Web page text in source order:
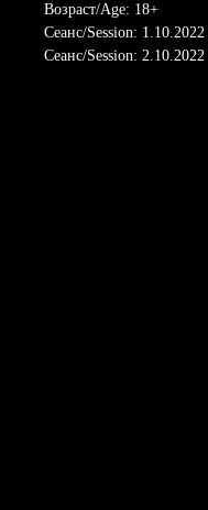
Возраст/Age: 18+
Сеанс/Session:
Сеанс/Session: